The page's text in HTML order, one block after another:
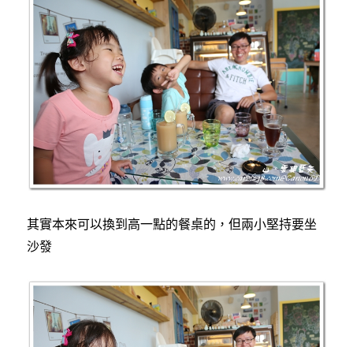
其實本來可以換到高一點的餐桌的，但兩小堅持要坐
沙發